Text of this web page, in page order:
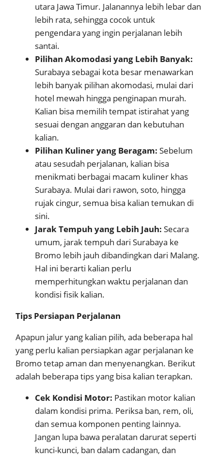
utara Jawa Timur. Jalanannya lebih lebar dan
lebih rata, sehingga cocok untuk
pengendara yang ingin perjalanan lebih
santai.
Pilihan Akomodasi yang Lebih Banyak:
Surabaya sebagai kota besar menawarkan
lebih banyak pilihan akomodasi, mulai dari
hotel mewah hingga penginapan murah.
Kalian bisa memilih tempat istirahat yang
sesuai dengan anggaran dan kebutuhan
kalian.
Pilihan Kuliner yang Beragam: Sebelum
atau sesudah perjalanan, kalian bisa
menikmati berbagai macam kuliner khas
Surabaya. Mulai dari rawon, soto, hingga
rujak cingur, semua bisa kalian temukan di
sini.
Jarak Tempuh yang Lebih Jauh: Secara
umum, jarak tempuh dari Surabaya ke
Bromo lebih jauh dibandingkan dari Malang.
Hal ini berarti kalian perlu
memperhitungkan waktu perjalanan dan
kondisi fisik kalian.
Tips Persiapan Perjalanan
Apapun jalur yang kalian pilih, ada beberapa hal
yang perlu kalian persiapkan agar perjalanan ke
Bromo tetap aman dan menyenangkan. Berikut
adalah beberapa tips yang bisa kalian terapkan.
Cek Kondisi Motor: Pastikan motor kalian
dalam kondisi prima. Periksa ban, rem, oli,
dan semua komponen penting lainnya.
Jangan lupa bawa peralatan darurat seperti
kunci-kunci, ban dalam cadangan, dan